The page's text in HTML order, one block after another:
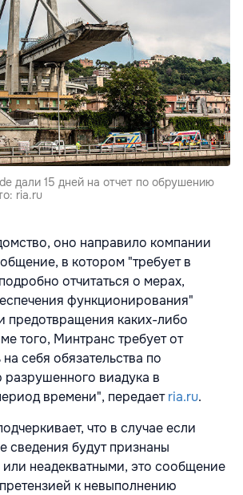
дали 15 дней на отчет по обрушению
ria.ru
оно направило компании
в котором "требует в
отчитаться о мерах,
функционирования"
предотвращения каких-либо
того, Минтранс требует от
себя обязательства по
виадука в
времени", передаетria.ru.
что в случае если
сведения будут признаны
неадекватными, это сообщение
к невыполнению